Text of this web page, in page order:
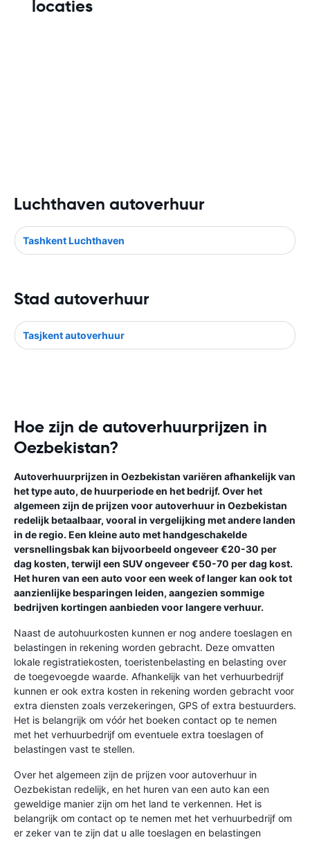
locaties
Luchthaven autoverhuur
Tashkent Luchthaven
Stad autoverhuur
Tasjkent autoverhuur
Hoe zijn de autoverhuurprijzen in
Oezbekistan?
Autoverhuurprijzen in Oezbekistan variëren afhankelijk van
het type auto, de huurperiode en het bedrijf. Over het
algemeen zijn de prijzen voor autoverhuur in Oezbekistan
redelijk betaalbaar, vooral in vergelijking met andere landen
in de regio. Een kleine auto met handgeschakelde
versnellingsbak kan bijvoorbeeld ongeveer €20-30 per
dag kosten, terwijl een SUV ongeveer €50-70 per dag kost.
Het huren van een auto voor een week of langer kan ook tot
aanzienlijke besparingen leiden, aangezien sommige
bedrijven kortingen aanbieden voor langere verhuur.
Naast de autohuurkosten kunnen er nog andere toeslagen en
belastingen in rekening worden gebracht. Deze omvatten
lokale registratiekosten, toeristenbelasting en belasting over
de toegevoegde waarde. Afhankelijk van het verhuurbedrijf
kunnen er ook extra kosten in rekening worden gebracht voor
extra diensten zoals verzekeringen, GPS of extra bestuurders.
Het is belangrijk om vóór het boeken contact op te nemen
met het verhuurbedrijf om eventuele extra toeslagen of
belastingen vast te stellen.
Over het algemeen zijn de prijzen voor autoverhuur in
Oezbekistan redelijk, en het huren van een auto kan een
geweldige manier zijn om het land te verkennen. Het is
belangrijk om contact op te nemen met het verhuurbedrijf om
er zeker van te zijn dat u alle toeslagen en belastingen